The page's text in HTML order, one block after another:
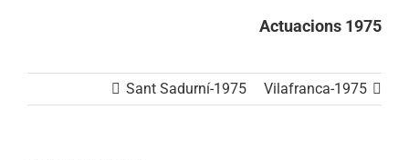
Actuacions 1975
Sant Sadurní-1975 Vilafranca-1975